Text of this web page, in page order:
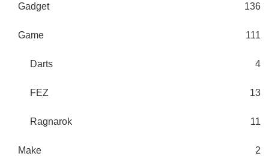
Gadget 136
Game 111
Darts 4
FEZ 13
Ragnarok 11
Make 2